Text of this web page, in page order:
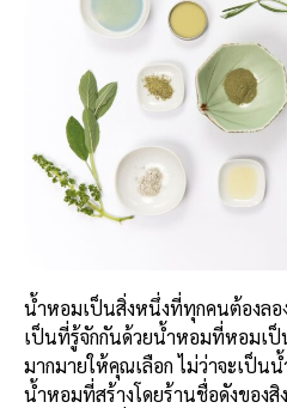
น้ำหอมเป็นสิ่งหนึ่งที่ทุกคนต้องลอ
เป็นที่รู้จักกันด้วยน้ำหอมที่หอมเ
มากมายให้คุณเลือก ไม่ว่าจะเป็น
น้ำหอมที่สร้างโดยร้านชื่อดังของสิ